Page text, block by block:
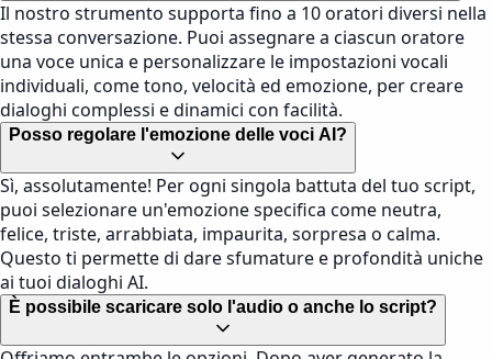
Il nostro strumento supporta fino a 10 oratori diversi nella
stessa conversazione. Puoi assegnare a ciascun oratore
una voce unica e personalizzare le impostazioni vocali
individuali, come tono, velocità ed emozione, per creare
dialoghi complessi e dinamici con facilità.
Posso regolare l'emozione delle voci AI?
Sì, assolutamente! Per ogni singola battuta del tuo script,
puoi selezionare un'emozione specifica come neutra,
felice, triste, arrabbiata, impaurita, sorpresa o calma.
Questo ti permette di dare sfumature e profondità uniche
ai tuoi dialoghi AI.
È possibile scaricare solo l'audio o anche lo script?